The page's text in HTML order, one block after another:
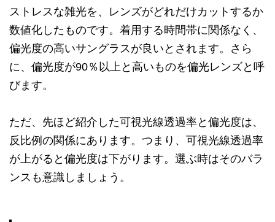
ストレスな雑光を、レンズがどれだけカットするか
数値化したものです。着用する時間帯に関係なく、
偏光度の高いサングラスが良いとされます。さら
に、偏光度が90％以上と高いものを偏光レンズと呼
びます。
ただ、先ほど紹介した可視光線透過率と偏光度は、
反比例の関係にあります。つまり、可視光線透過率
が上がると偏光度は下がります。選ぶ時はそのバラ
ンスも意識しましょう。